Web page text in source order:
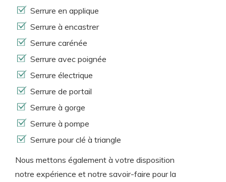
Serrure en applique
Serrure à encastrer
Serrure carénée
Serrure avec poignée
Serrure électrique
Serrure de portail
Serrure à gorge
Serrure à pompe
Serrure pour clé à triangle
Nous mettons également à votre disposition
notre expérience et notre savoir-faire pour la